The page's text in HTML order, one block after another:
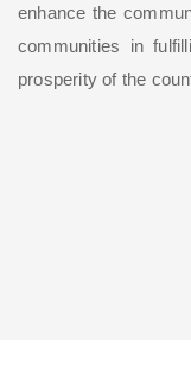
enhance the
communities in
prosperity of the